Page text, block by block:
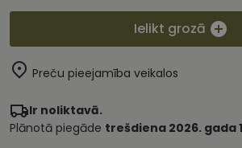
Ielikt grozā
Preču pieejamība veikalos
Ir noliktavā.
Plānotā piegāde trešdiena 2026. gada